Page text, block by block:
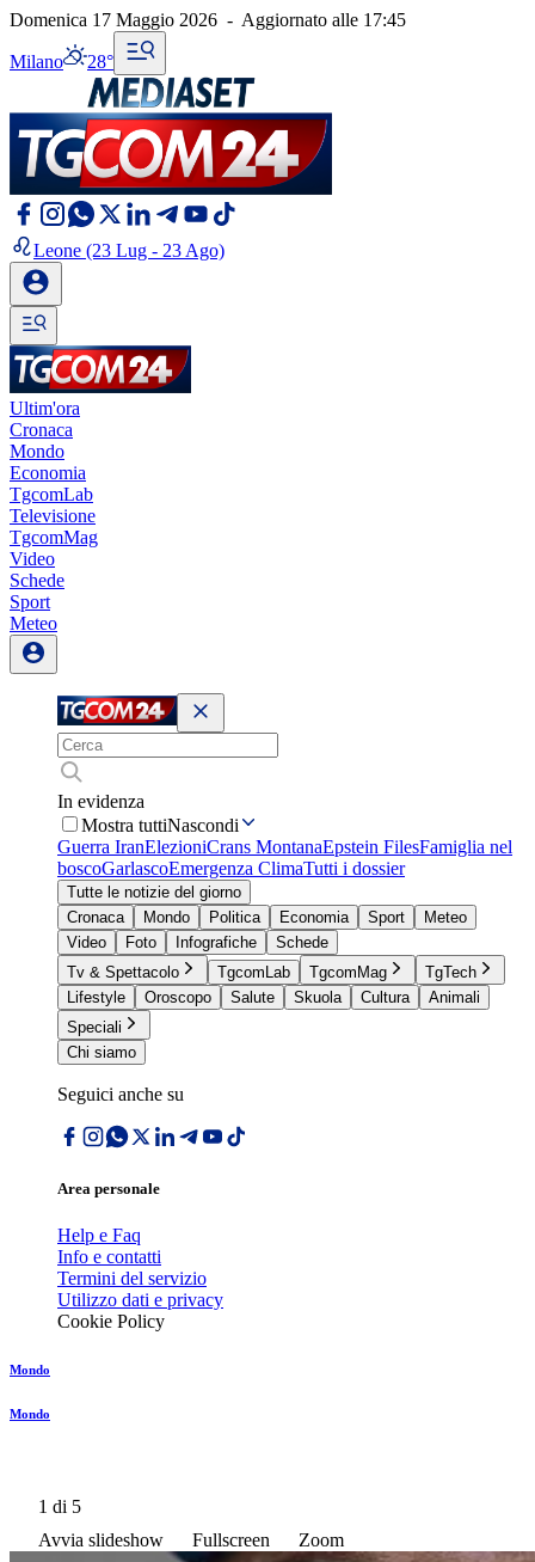
Domenica 17 Maggio 2026 - Aggiornato alle 17:45
Milano 28°
Leone (23 Lug - 23 Ago)
Ultim'ora
Cronaca
Mondo
Economia
TgcomLab
Televisione
TgcomMag
Video
Schede
Sport
Meteo
In evidenza
Mostra tuttiNascondi
Guerra IranElezioniCrans MontanaEpstein FilesFamiglia nel
boscoGarlascoEmergenza ClimaTutti i dossier
Tutte le notizie del giorno
Cronaca
Mondo Politica Economia Sport
Meteo
Video
Foto Infografiche
Schede
Tv & Spettacolo
TgcomLab TgcomMag
TgTech
Lifestyle
Oroscopo Salute Skuola Cultura
Animali
Speciali
Chi siamo
Seguici anche su
Area personale
Help e Faq
Info e contatti
Termini del servizio
Utilizzo dati e privacy
Cookie Policy
Mondo
Mondo
1 di 5
Avvia slideshow
Fullscreen Zoom